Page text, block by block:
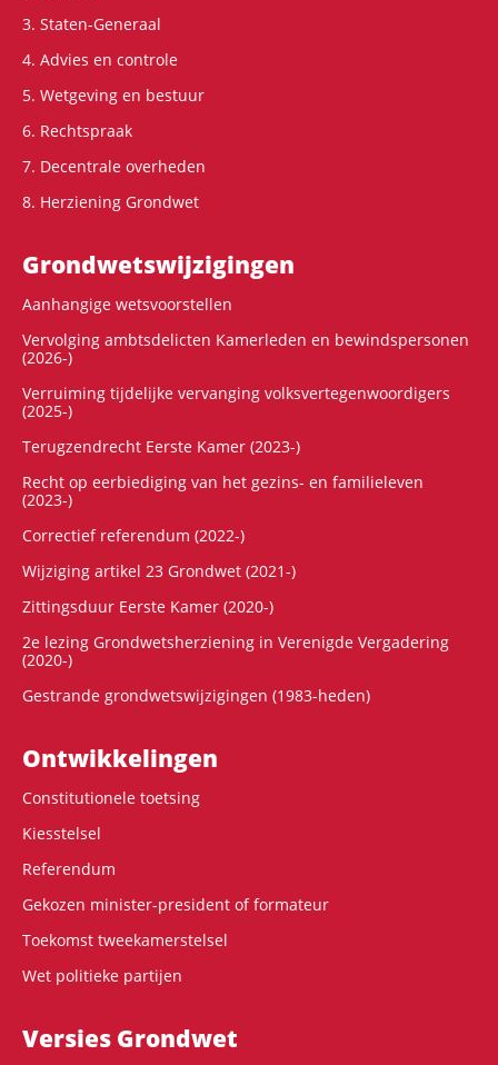
3. Staten-Generaal
4. Advies en controle
5. Wetgeving en bestuur
6. Rechtspraak
7. Decentrale overheden
8. Herziening Grondwet
Grondwets­wijzigingen
Aanhangige wetsvoorstellen
Vervolging ambtsdelicten Kamerleden en bewindspersonen
(2026-)
Verruiming tijdelijke vervanging volksvertegenwoordigers
(2025-)
Terugzendrecht Eerste Kamer (2023-)
Recht op eerbiediging van het gezins- en familieleven
(2023-)
Correctief referendum (2022-)
Wijziging artikel 23 Grondwet (2021-)
Zittingsduur Eerste Kamer (2020-)
2e lezing Grondwetsherziening in Verenigde Vergadering
(2020-)
Gestrande grondwetswijzigingen (1983-heden)
Ontwikke­lingen
Constitutionele toetsing
Kiesstelsel
Referendum
Gekozen minister-president of formateur
Toekomst tweekamerstelsel
Wet politieke partijen
Versies Grondwet